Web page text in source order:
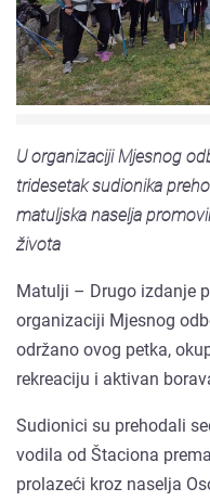
U organizaciji Mjesnog
tridesetak sudionika
matuljska naselja
života
Matulji – Drugo izdanje
organizaciji Mjesnog
održano ovog petka,
rekreaciju i aktivan
Sudionici su prehodali
vodila od Štaciona
prolazeći kroz naselja